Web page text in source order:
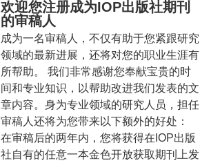
欢迎您注册成为IOP出版社期刊
的审稿人
成为一名审稿人，不仅有助于您紧跟研究
领域的最新进展，还将对您的职业生涯有
所帮助。 我们非常感谢您奉献宝贵的时
间和专业知识，以帮助改进我们发表的文
章内容。身为专业领域的研究人员，担任
审稿人还将为您带来以下额外的好处：
在审稿后的两年内，您将获得在IOP出版
社自有的任意一本金色开放获取期刊上发